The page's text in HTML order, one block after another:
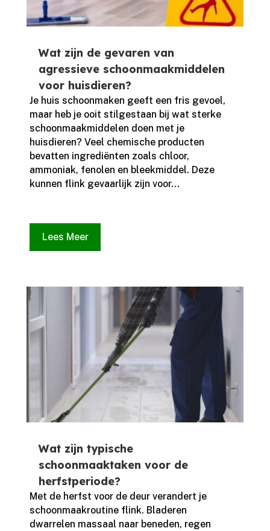
Wat zijn de gevaren van
agressieve schoonmaakmiddelen
voor huisdieren?
Je huis schoonmaken geeft een fris gevoel,
maar heb je ooit stilgestaan bij wat sterke
schoonmaakmiddelen doen met je
huisdieren? Veel chemische producten
bevatten ingrediënten zoals chloor,
ammoniak, fenolen en bleekmiddel.​ Deze
kunnen flink gevaarlijk zijn voor...
Lees Meer
Wat zijn typische
schoonmaaktaken voor de
herfstperiode?
Met de herfst voor de deur verandert je
schoonmaakroutine flink.​ Bladeren
dwarrelen massaal naar beneden, regen